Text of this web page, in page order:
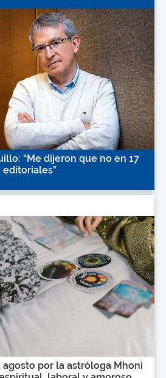
“Me dijeron que no en 17
editoriales”
agosto por la astróloga Mhoni